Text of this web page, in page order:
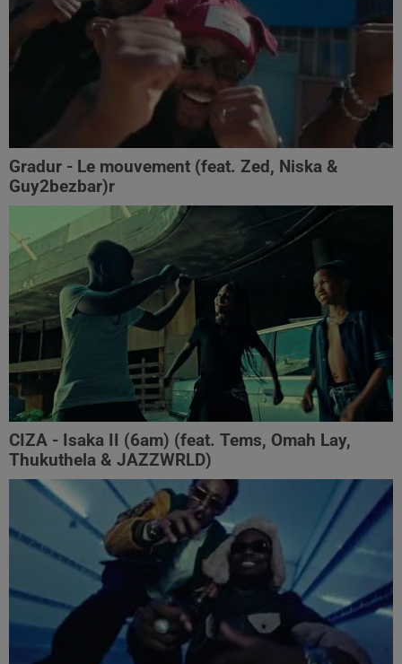
Gradur - Le mouvement (feat. Zed, Niska &
Guy2bezbar)r
CIZA - Isaka II (6am) (feat. Tems, Omah Lay,
Thukuthela & JAZZWRLD)